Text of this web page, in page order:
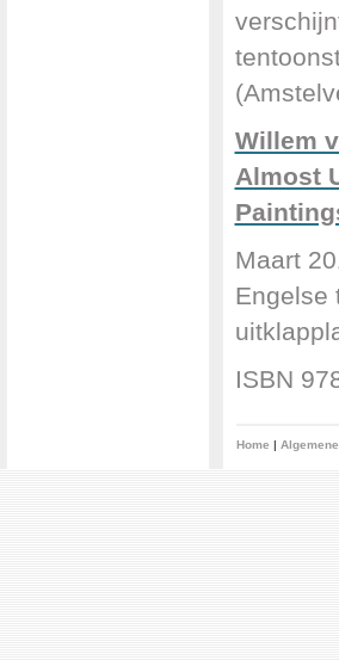
Willem
Almost
Maart
Engelse
ISBN
Home |